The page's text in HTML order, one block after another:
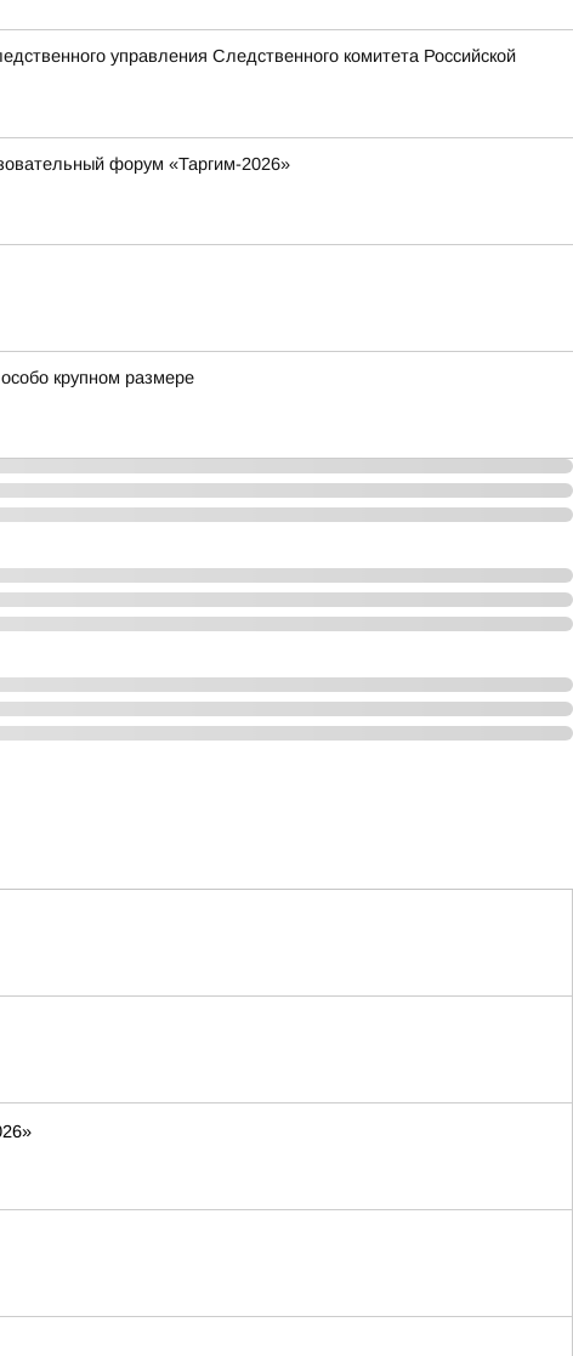
управления Следственного комитета Российской
форум «Таргим-2026»
крупном размере